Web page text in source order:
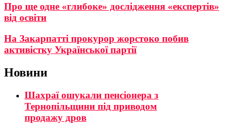
Про ще одне «глибоке» дослідження «експертів»
від освіти
На Закарпатті прокурор жорстоко побив
активістку Української партії
Новини
Шахраї ошукали пенсіонера з
Тернопільщини під приводом
продажу дров